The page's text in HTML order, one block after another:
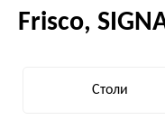
Frisco,
Столи